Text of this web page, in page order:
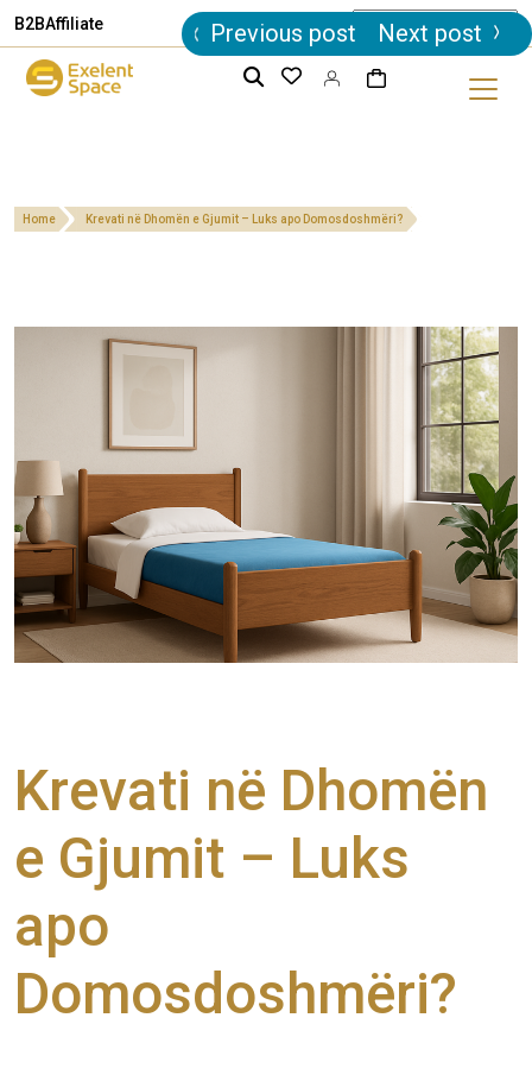
B2BAffiliate
Home Krevati në Dhomën e Gjumit – Luks apo Domosdoshmëri?
Krevati në Dhomën
e Gjumit – Luks
apo
Domosdoshmëri?
Post
navigation
Previous post Next post